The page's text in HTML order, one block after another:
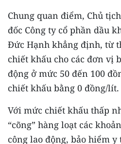
Đồng bằng sông Cửu Long
Chuyên trang Hà Nội
Chuyên trang TP. Hồ Chí
CHUYÊN ĐỀ
VỀ BÁO NHÂN DÂN
Chung quan điểm, Chủ
đốc Công ty cổ phần dầu
Đức Hạnh khẳng định, từ
chiết khấu cho các đơn vị
động ở mức 50 đến 100
chiết khấu bằng 0 đồng/lít.
Với mức chiết khấu thấp
“cõng” hàng loạt các
công lao động, bảo hiểm